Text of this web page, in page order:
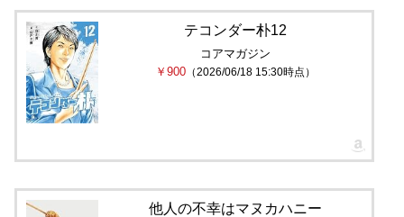
テコンダー朴12
コアマガジン
￥900 （2026/06/18 15:30時点）
他人の不幸はマヌカハニー